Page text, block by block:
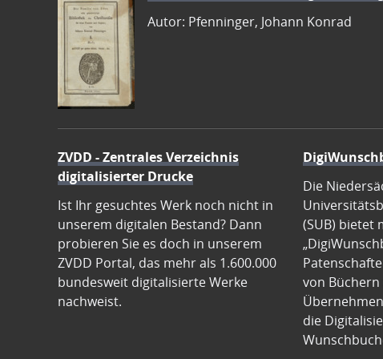
Autor: Pfenninger, Johann Konrad
ZVDD - Zentrales Verzeichnis
digitalisierter Drucke
Ist Ihr gesuchtes Werk noch nicht in
unserem digitalen Bestand? Dann
probieren Sie es doch in unserem
ZVDD Portal, das mehr als 1.600.000
bundesweit digitalisierte Werke
nachweist.
Die
(SUB) bietet
von
die